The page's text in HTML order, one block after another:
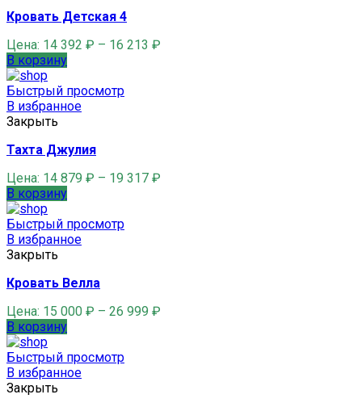
Кровать Детская 4
Цена: 14 392 ₽ – 16 213 ₽
В корзину
Быстрый просмотр
В избранное
Закрыть
Тахта Джулия
Цена: 14 879 ₽ – 19 317 ₽
В корзину
Быстрый просмотр
В избранное
Закрыть
Кровать Велла
Цена: 15 000 ₽ – 26 999 ₽
В корзину
Быстрый просмотр
В избранное
Закрыть